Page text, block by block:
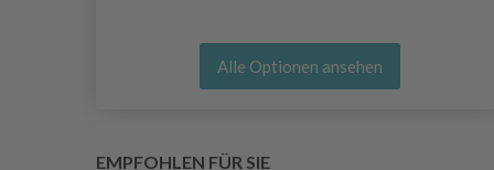
Alle Optionen ansehen
EMPFOHLEN FÜR SIE